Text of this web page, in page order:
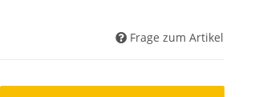
Frage zum Artikel